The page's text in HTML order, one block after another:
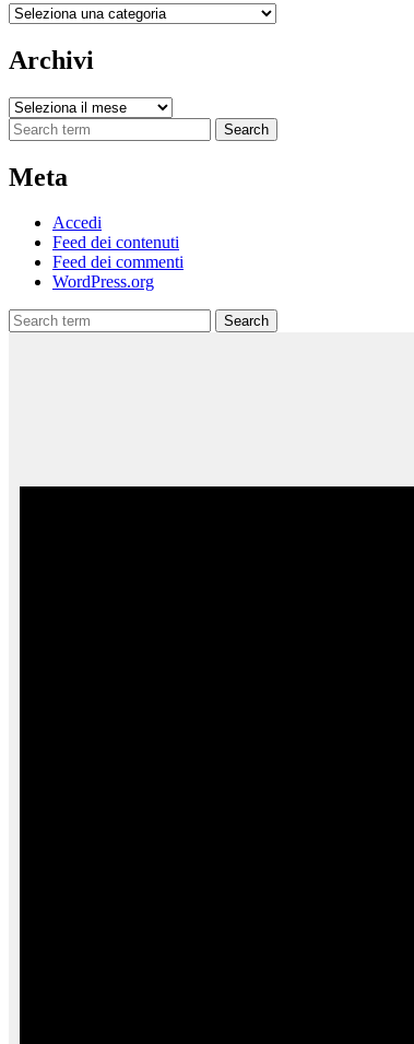
Categorie
Archivi
Archivi
Search
Meta
Accedi
Feed dei contenuti
Feed dei commenti
WordPress.org
Search